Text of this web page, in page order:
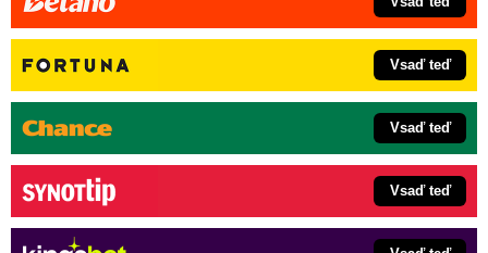
Vsaď teď
Vsaď teď
Vsaď teď